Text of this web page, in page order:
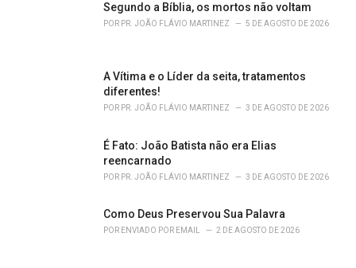
Segundo a Bíblia, os mortos não voltam
POR PR. JOÃO FLÁVIO MARTINEZ 5 DE AGOSTO DE 2026
A Vítima e o Líder da seita, tratamentos
diferentes!
POR PR. JOÃO FLÁVIO MARTINEZ 3 DE AGOSTO DE 2026
É Fato: João Batista não era Elias
reencarnado
POR PR. JOÃO FLÁVIO MARTINEZ 3 DE AGOSTO DE 2026
Como Deus Preservou Sua Palavra
POR ENVIADO POR EMAIL 2 DE AGOSTO DE 2026